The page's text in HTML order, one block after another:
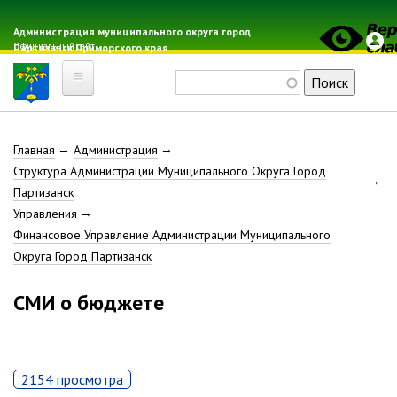
основному
содержанию
Администрация муниципального округа город
Партизанск Приморского края
Официальный сайт
Главная
Электронная почта
Местные налоги
Расписание автобусов
Расписание электричек
Решение Думы «О гербе
Строка
навигации
Главная
Администрация
Структура Администрации Муниципального Округа Город
Партизанск
Управления
Финансовое Управление Администрации Муниципального
Округа Город Партизанск
СМИ о бюджете
2154 просмотра